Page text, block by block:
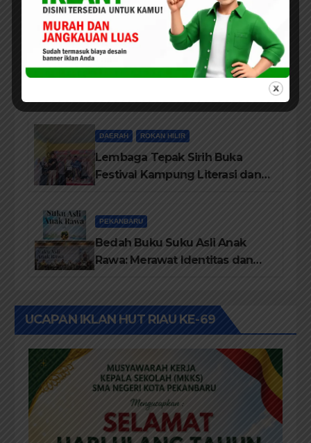
Selamat Hari Provinsi Riau Ke-
69, Semoga Provinsi Riau Terus
Maju
ROKAN HILIR
Sukses Gelar Festival Kampung
Terima Piagam Penghargaan
DAERAH ROKAN HILIR
Lembaga Tepak Sirih Buka
Festival Kampung Literasi dan
PEKANBARU
Bedah Buku Suku Asli Anak
Rawa: Merawat Identitas dan
UCAPAN IKLAN HUT RIAU KE-69